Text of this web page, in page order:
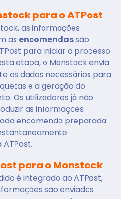
para o ATPost
as informações
as encomendassão
para iniciar o processo
etapa, o Monstock envia
os dados necessários para
e a geração do
Os utilizadores já não
as informações
encomenda preparada
para o Monstock
é integrado ao ATPost,
são enviados